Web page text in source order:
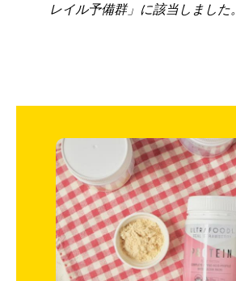
レイル予備群」に該当しました。